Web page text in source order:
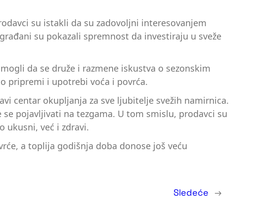
su istakli da su zadovoljni interesovanjem
su pokazali spremnost da investiraju u sveže
da se druže i razmene iskustva o sezonskim
pripremi i upotrebi voća i povrća.
centar okupljanja za sve ljubitelje svežih namirnica.
pojavljivati na tezgama. U tom smislu, prodavci su
ukusni, već i zdravi.
a toplija godišnja doba donose još veću
Sledeće →